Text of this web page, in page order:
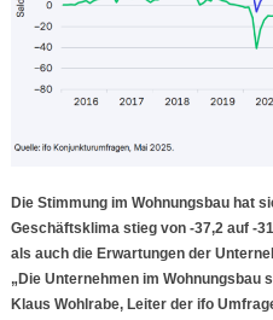
Die Stimmung im Wohnungsbau hat
Geschäftsklima stieg von -37,2 auf -
als auch die Erwartungen der
„Die Unternehmen im Wohnungsbau
Klaus Wohlrabe, Leiter der ifo